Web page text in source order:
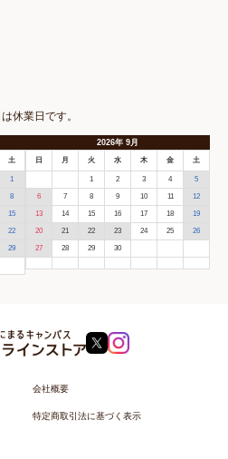
休業日です。
土
1
8
15
22
29
2026年9月
日 月 火 水 木 金 土
1 2 3 4 5
6 7 8 9 10 11 12
13 14 15 16 17 18 19
20 21 22 23 24 25 26
27 28 29 30
会社概要
特定商取引法に基づく表示